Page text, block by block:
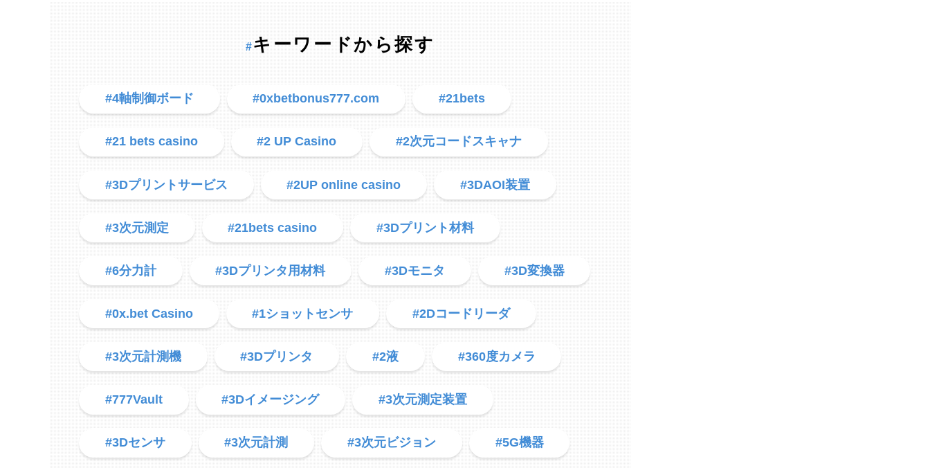
#キーワードから探す
#4軸制御ボード #0xbetbonus777.com #21bets
#21 bets casino #2 UP Casino #2次元コードスキャナ
#3Dプリントサービス #2UP online casino #3DAOI装置
#3次元測定 #21bets casino #3Dプリント材料
#6分力計 #3Dプリンタ用材料 #3Dモニタ #3D変換器
#0x.bet Casino #1ショットセンサ #2Dコードリーダ
#3次元計測機 #3Dプリンタ #2液 #360度カメラ
#777Vault #3Dイメージング #3次元測定装置
#3Dセンサ #3次元計測 #3次元ビジョン #5G機器